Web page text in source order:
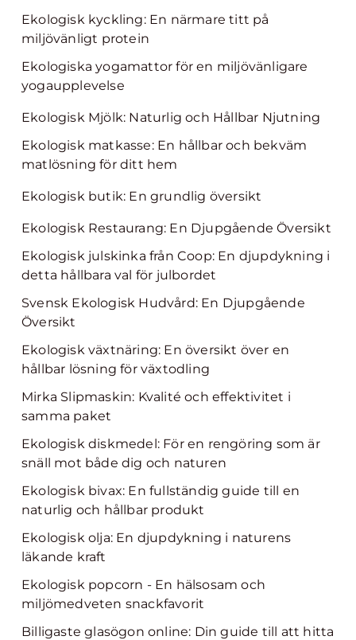
Ekologisk kyckling: En närmare titt på
miljövänligt protein
Ekologiska yogamattor för en miljövänligare
yogaupplevelse
Ekologisk Mjölk: Naturlig och Hållbar Njutning
Ekologisk matkasse: En hållbar och bekväm
matlösning för ditt hem
Ekologisk butik: En grundlig översikt
Ekologisk Restaurang: En Djupgående Översikt
Ekologisk julskinka från Coop: En djupdykning i
detta hållbara val för julbordet
Svensk Ekologisk Hudvård: En Djupgående
Översikt
Ekologisk växtnäring: En översikt över en
hållbar lösning för växtodling
Mirka Slipmaskin: Kvalité och effektivitet i
samma paket
Ekologisk diskmedel: För en rengöring som är
snäll mot både dig och naturen
Ekologisk bivax: En fullständig guide till en
naturlig och hållbar produkt
Ekologisk olja: En djupdykning i naturens
läkande kraft
Ekologisk popcorn - En hälsosam och
miljömedveten snackfavorit
Billigaste glasögon online: Din guide till att hitta